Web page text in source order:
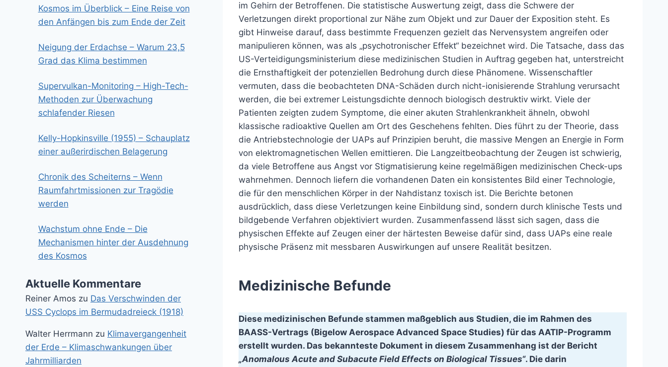
im Gehirn der Betroffenen. Die statistische Auswertung zeigt, dass die Schwere der
Verletzungen direkt proportional zur Nähe zum Objekt und zur Dauer der Exposition steht. Es
gibt Hinweise darauf, dass bestimmte Frequenzen gezielt das Nervensystem angreifen oder
manipulieren können, was als „psychotronischer Effekt“ bezeichnet wird. Die Tatsache, dass das
US-Verteidigungsministerium diese medizinischen Studien in Auftrag gegeben hat, unterstreicht
die Ernsthaftigkeit der potenziellen Bedrohung durch diese Phänomene. Wissenschaftler
vermuten, dass die beobachteten DNA-Schäden durch nicht-ionisierende Strahlung verursacht
werden, die bei extremer Leistungsdichte dennoch biologisch destruktiv wirkt. Viele der
Patienten zeigten zudem Symptome, die einer akuten Strahlenkrankheit ähneln, obwohl
klassische radioaktive Quellen am Ort des Geschehens fehlten. Dies führt zu der Theorie, dass
die Antriebstechnologie der UAPs auf Prinzipien beruht, die massive Mengen an Energie in Form
von elektromagnetischen Wellen emittieren. Die Langzeitbeobachtung der Zeugen ist schwierig,
da viele Betroffene aus Angst vor Stigmatisierung keine regelmäßigen medizinischen Check-ups
wahrnehmen. Dennoch liefern die vorhandenen Daten ein konsistentes Bild einer Technologie,
die für den menschlichen Körper in der Nahdistanz toxisch ist. Die Berichte betonen
ausdrücklich, dass diese Verletzungen keine Einbildung sind, sondern durch klinische Tests und
bildgebende Verfahren objektiviert wurden. Zusammenfassend lässt sich sagen, dass die
physischen Effekte auf Zeugen einer der härtesten Beweise dafür sind, dass UAPs eine reale
physische Präsenz mit messbaren Auswirkungen auf unsere Realität besitzen.
Medizinische Befunde
Diese medizinischen Befunde stammen maßgeblich aus Studien, die im Rahmen des
BAASS-Vertrags (Bigelow Aerospace Advanced Space Studies) für das AATIP-Programm
erstellt wurden. Das bekannteste Dokument in diesem Zusammenhang ist der Bericht
„Anomalous Acute and Subacute Field Effects on Biological Tissues“. Die darin
Kosmos im Überblick – Eine Reise von
den Anfängen bis zum Ende der Zeit
Neigung der Erdachse – Warum 23,5
Grad das Klima bestimmen
Supervulkan-Monitoring – High-Tech-
Methoden zur Überwachung
schlafender Riesen
Kelly-Hopkinsville (1955) – Schauplatz
einer außerirdischen Belagerung
Chronik des Scheiterns – Wenn
Raumfahrtmissionen zur Tragödie
werden
Wachstum ohne Ende – Die
Mechanismen hinter der Ausdehnung
des Kosmos
Aktuelle Kommentare
Reiner Amos zu Das Verschwinden der
USS Cyclops im Bermudadreieck (1918)
Walter Herrmann zu Klimavergangenheit
der Erde – Klimaschwankungen über
Jahrmilliarden